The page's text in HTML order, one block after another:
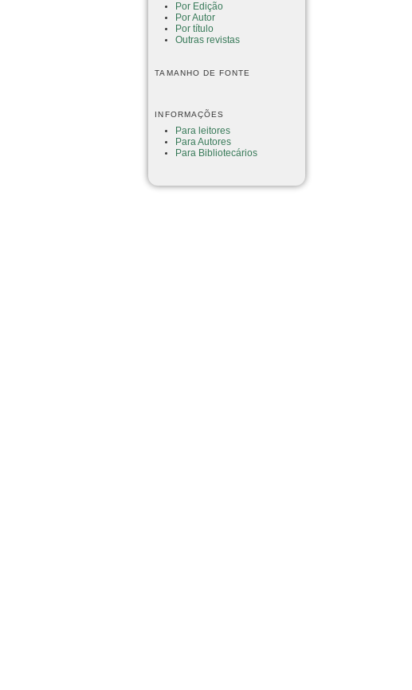
Por Edição
Por Autor
Por título
Outras revistas
TAMANHO DE FONTE
INFORMAÇÕES
Para leitores
Para Autores
Para Bibliotecários